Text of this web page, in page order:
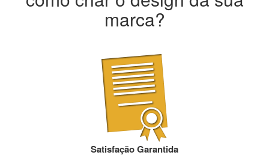
marca?
Satisfação Garantida